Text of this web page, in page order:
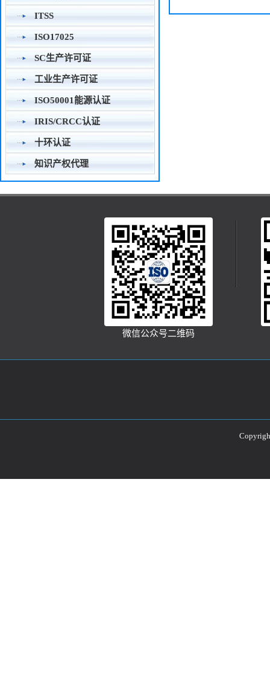
ITSS
ISO17025
SC生产许可证
工业生产许可证
ISO50001能源认证
IRIS/CRCC认证
十环认证
知识产权代理
微信公众号二维码